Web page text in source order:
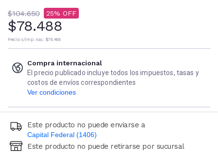
$104.650 25
$78.488
Precio s/imp. nac. $78.488
Compra internacional
El precio publicado incluye todos los impuestos, tasas y
costos de envíos correspondientes
Ver condiciones
Este producto no puede enviarse a
Capital Federal (1406)
Ingresá código postal (sólo números)
Este producto no puede retirarse por sucursal